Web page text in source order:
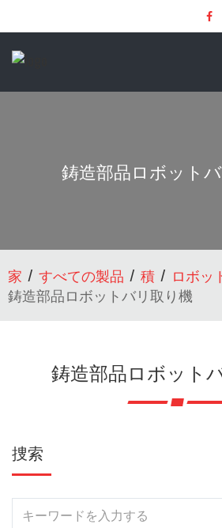
鋳造部品ロボット
家 すべての製品 積
ロボッ
鋳造部品ロボットバリ取り機
鋳造部品ロボット
捜索